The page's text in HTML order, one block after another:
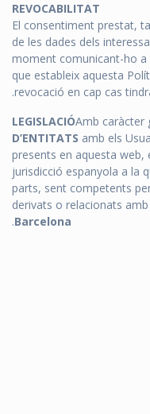
REVOCABILITAT
El consentiment prestat,
de les dades dels
moment comunicant-ho a
que estableix aquesta
revocació en cap cas
LEGISLACIÓAmb caràcter
D’ENTITATS amb els
presents en aquesta web,
jurisdicció espanyola a la
parts, sent competents
derivats o relacionats
Barcelona
.